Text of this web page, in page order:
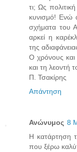
τι; Ως
κυνισμό! Ενώ
σχήματα του
αρκεί η
της
Ο χρόνους και
και τη λεοντή
Π. Τσακίρης
Απάντηση
Ανώνυμος 8
Η κατάρτηση
που ξέρω